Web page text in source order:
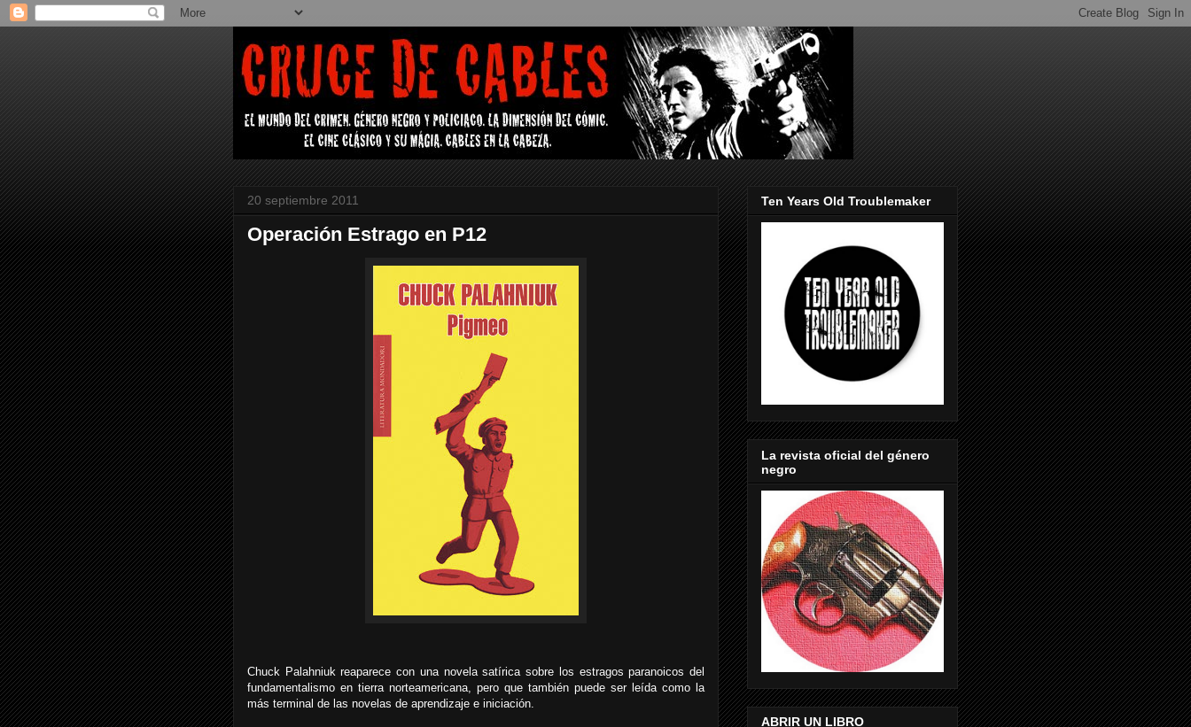
20 septiembre 2011
Operación Estrago en P12
Chuck Palahniuk reaparece con una novela satírica sobre los estragos paranoicos del
fundamentalismo en tierra norteamericana, pero que también puede ser leída como la
más terminal de las novelas de aprendizaje e iniciación.
Ten Years Old Troublemaker
La revista oficial del género
negro
ABRIR UN LIBRO